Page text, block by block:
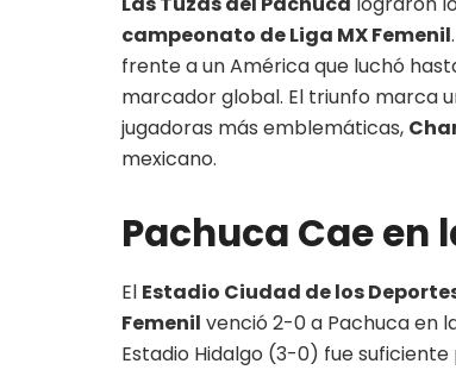
campeonato de Liga MX Femenil
frente a un América que luchó
marcador global. El triunfo marca
jugadoras más emblemáticas,
mexicano.
Pachuca Cae en
El Estadio Ciudad de los
Femenil venció 2-0 a Pachuca en
Estadio Hidalgo (3-0) fue